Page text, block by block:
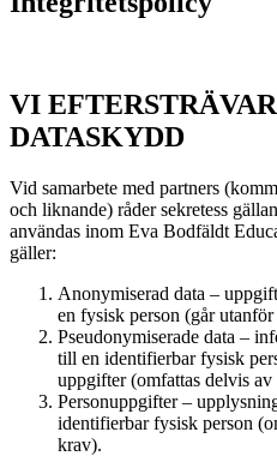
VI
DATASKYDD
Vid samarbete med partners
och liknande) råder sekretess
användas inom Eva Bodfäldt
gäller:
Anonymiserad data –
en fysisk person (går
Pseudonymiserade data –
till en identifierbar fysisk
uppgifter (omfattas delvis
Personuppgifter –
identifierbar fysisk person
krav).